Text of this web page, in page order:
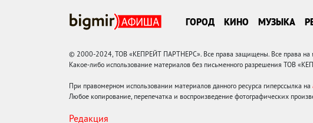
ГОРОД КИНО МУЗЫКА
© 2000-2024, ТОВ «КЕПРЕЙТ ПАРТНЕРС». Все права защищены. Все права на
Какое-либо использование материалов без письменного разрешения ТОВ
При правомерном использовании материалов данного ресурса гиперссылка на
Любое копирование, перепечатка и воспроизведение фотографических
Редакция